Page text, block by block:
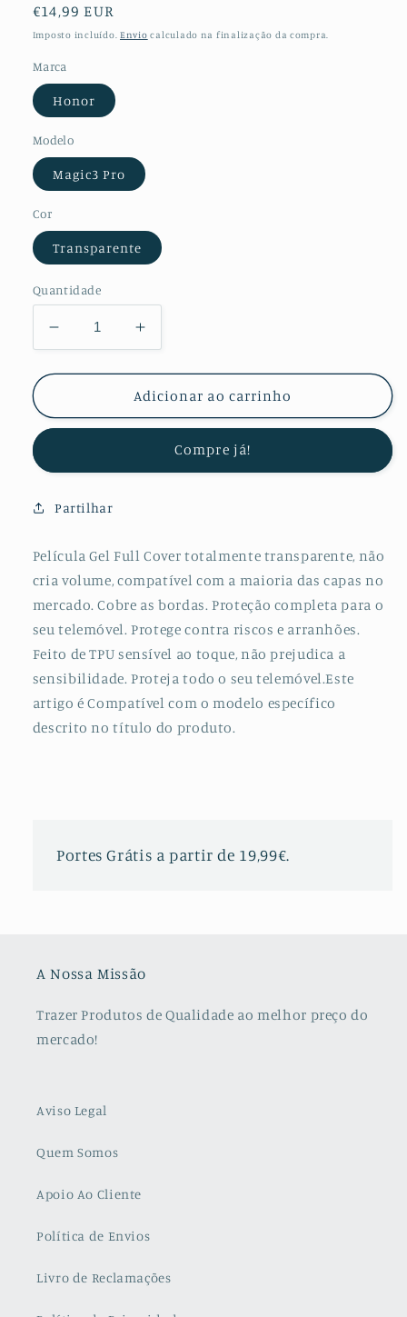
Preço
normal
€14,99 EUR
Imposto incluído. Envio calculado na finalização da compra.
Marca
Honor
Modelo
Magic3 Pro
Cor
Transparente
Quantidade
Diminuir
a
quantidade
Kit
de
Frente
Verso
para
Honor
Magic3
Pro
Aumentar
a
quantidade
de
Kit
Protectora
de
Verso
para
Honor
Magic3
Pro
Adicionar ao carrinho
Compre já!
Partilhar
Película Gel Full Cover totalmente transparente, não
cria volume, compatível com a maioria das capas no
mercado. Cobre as bordas. Proteção completa para o
seu telemóvel. Protege contra riscos e arranhões.
Feito de TPU sensível ao toque, não prejudica a
sensibilidade. Proteja todo o seu telemóvel.Este
artigo é Compatível com o modelo específico
descrito no título do produto.
Portes Grátis a partir de 19,99€.
A Nossa Missão
Trazer Produtos de Qualidade ao melhor preço do
mercado!
Aviso Legal
Quem Somos
Apoio Ao Cliente
Política de Envios
Livro de Reclamações